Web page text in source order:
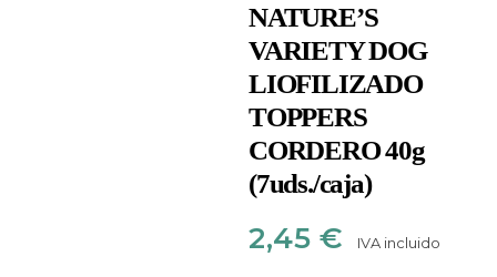
NATURE’S
VARIETY DOG
LIOFILIZADO
TOPPERS
CORDERO 40g
(7uds./caja)
2,45 € IVA incluido